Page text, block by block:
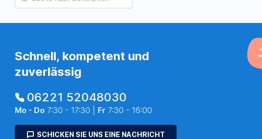
Schnell, kompetent und
zuverlässig
06221 52048030
Mo - Do 7:30 - 17:30 | Fr 7:30 - 16:00
SCHICKEN SIE UNS EINE NACHRICHT